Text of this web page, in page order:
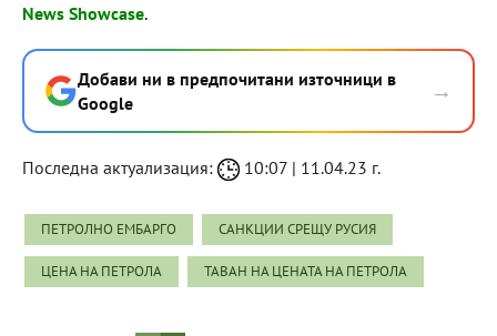
News Showcase.
Добави ни в предпочитани източници в
Google
→
Последна актуализация: 10:07 | 11.04.23 г.
ПЕТРОЛНО ЕМБАРГО САНКЦИИ СРЕЩУ РУСИЯ
ЦЕНА НА ПЕТРОЛА ТАВАН НА ЦЕНАТА НА ПЕТРОЛА